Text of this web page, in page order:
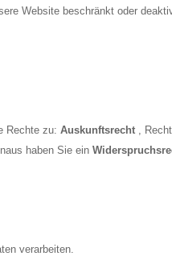
Website beschränkt oder
Rechte zu: Auskunftsrecht ,
haben Sie ein
verarbeiten.